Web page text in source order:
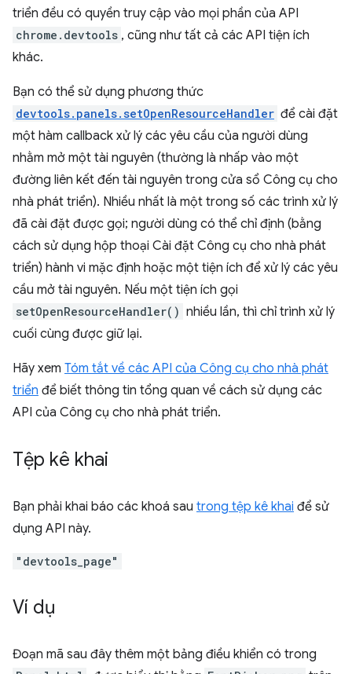
triển đều có quyền truy cập vào mọi phần của API
chrome.devtools , cũng như tất cả các API tiện ích
khác.
Bạn có thể sử dụng phương thức
devtools.panels.setOpenResourceHandler để cài đặt
một hàm callback xử lý các yêu cầu của người dùng
nhằm mở một tài nguyên (thường là nhấp vào một
đường liên kết đến tài nguyên trong cửa sổ Công cụ cho
nhà phát triển). Nhiều nhất là một trong số các trình xử lý
đã cài đặt được gọi; người dùng có thể chỉ định (bằng
cách sử dụng hộp thoại Cài đặt Công cụ cho nhà phát
triển) hành vi mặc định hoặc một tiện ích để xử lý các yêu
cầu mở tài nguyên. Nếu một tiện ích gọi
setOpenResourceHandler() nhiều lần, thì chỉ trình xử lý
cuối cùng được giữ lại.
Hãy xem Tóm tắt về các API của Công cụ cho nhà phát
triển để biết thông tin tổng quan về cách sử dụng các
API của Công cụ cho nhà phát triển.
Tệp kê khai
Bạn phải khai báo các khoá sau trong tệp kê khai để sử
dụng API này.
"devtools_page"
Ví dụ
Đoạn mã sau đây thêm một bảng điều khiển có trong